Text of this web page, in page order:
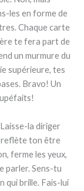
les en forme de
Chaque carte
te fera part de
un murmure du
supérieure, tes
Bravo! Un
la diriger
reflète ton être
ferme les yeux,
parler. Sens-tu
qui brille. Fais-lui